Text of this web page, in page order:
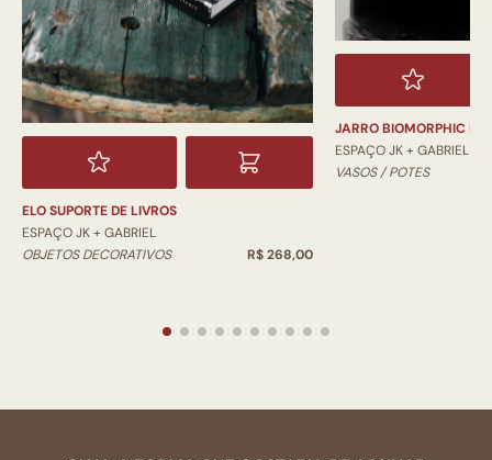
ELO SUPORTE DE LIVROS
ESPAÇO JK + GABRIEL
OBJETOS DECORATIVOS
R$ 268,00
JARRO BIOMORPHIC
ESPAÇO JK + GABRIEL
VASOS / POTES